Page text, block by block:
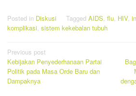
Posted in Diskusi Tagged AIDS flu HIV,
komplikasi sistem kekebalan tubuh
Post
navigation
Previous post
Kebijakan Penyederhanaan Partai
Politik pada Masa Orde Baru dan
Dampaknya